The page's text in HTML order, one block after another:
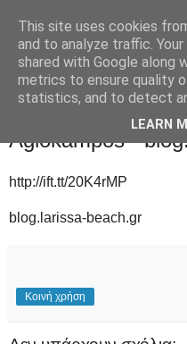
Κυριακή 21 Αυγούστου 2016
Agiokampos -
http://ift.tt/20K4rMP
blog.larissa-beach.gr
Κοινή χρήση
This site uses cookies
and to analyze traffic.
shared with Google along
metrics to ensure quality
statistics, and to detect
LEARN